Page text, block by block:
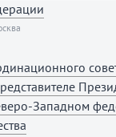
Западном